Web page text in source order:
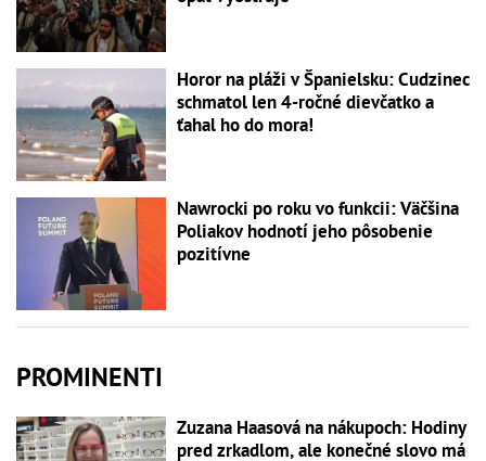
Horor na pláži v Španielsku: Cudzinec
schmatol len 4-ročné dievčatko a
ťahal ho do mora!
Nawrocki po roku vo funkcii: Väčšina
Poliakov hodnotí jeho pôsobenie
pozitívne
PROMINENTI
Zuzana Haasová na nákupoch: Hodiny
pred zrkadlom, ale konečné slovo má